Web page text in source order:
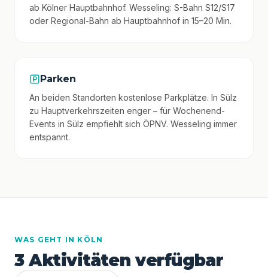
ab Kölner Hauptbahnhof. Wesseling: S-Bahn S12/S17
oder Regional-Bahn ab Hauptbahnhof in 15–20 Min.
Parken
An beiden Standorten kostenlose Parkplätze. In Sülz
zu Hauptverkehrszeiten enger – für Wochenend-
Events in Sülz empfiehlt sich ÖPNV. Wesseling immer
entspannt.
WAS GEHT IN KÖLN
3 Aktivitäten verfügbar